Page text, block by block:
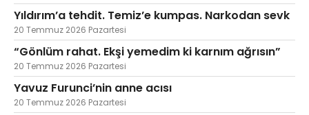
Yıldırım’a tehdit. Temiz’e kumpas. Narkodan sevk
20 Temmuz 2026 Pazartesi
“Gönlüm rahat. Ekşi yemedim ki karnım ağrısın”
20 Temmuz 2026 Pazartesi
Yavuz Furunci’nin anne acısı
20 Temmuz 2026 Pazartesi